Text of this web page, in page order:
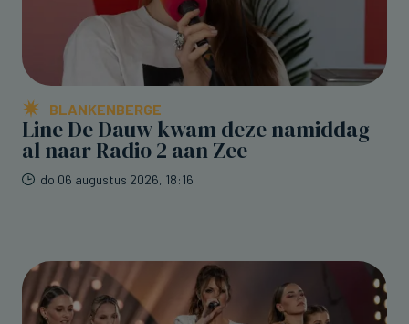
BLANKENBERGE
Line De Dauw kwam deze namiddag
al naar Radio 2 aan Zee
do 06 augustus 2026, 18:16